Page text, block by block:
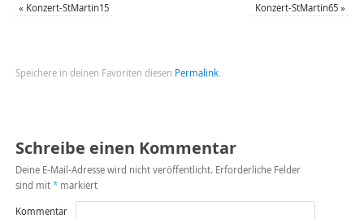
« Konzert-StMartin15 Konzert-StMartin65 »
Speichere in deinen Favoriten diesen Permalink.
Schreibe einen Kommentar
Deine E-Mail-Adresse wird nicht veröffentlicht. Erforderliche Felder
sind mit *markiert
Kommentar